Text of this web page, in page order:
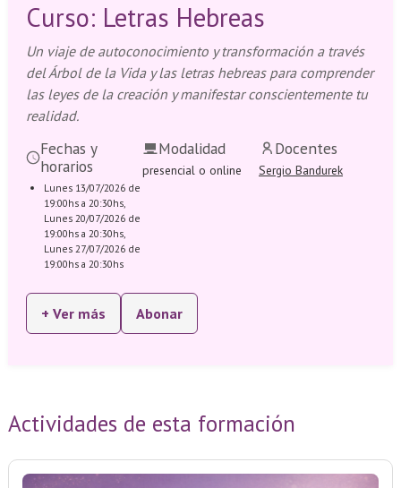
Curso: Letras Hebreas
Un viaje de autoconocimiento y transformación a través
del Árbol de la Vida y las letras hebreas para comprender
las leyes de la creación y manifestar conscientemente tu
realidad.
Fechas y
horarios
Lunes 13/07/2026 de
19:00hs a 20:30hs,
Lunes 20/07/2026 de
19:00hs a 20:30hs,
Lunes 27/07/2026 de
19:00hs a 20:30hs
Modalidad
presencial o online
Docentes
Sergio Bandurek
+ Ver más Abonar
Actividades de esta formación